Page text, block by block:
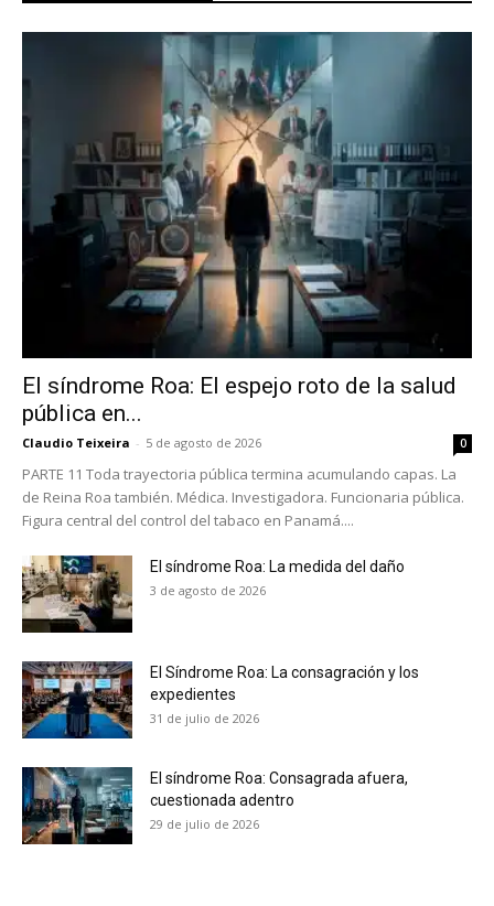
No te pierdas de las
últimas noticias
Suscríbete a nuestro boletín diario y
recibe todas las noticias del vapeo y la
electrónico.
Subscribe to our daily clipping and
receive all the news of vaping and
tobacco harm reduction in your email.
El síndrome Roa: El espejo roto de la salud
pública en...
Claudio Teixeira - 5 de agosto de 2026 0
PARTE 11 Toda trayectoria pública termina acumulando capas. La
de Reina Roa también. Médica. Investigadora. Funcionaria pública.
Figura central del control del tabaco en Panamá....
El síndrome Roa: La medida del daño
3 de agosto de 2026
El Síndrome Roa: La consagración y los
expedientes
31 de julio de 2026
El síndrome Roa: Consagrada afuera,
cuestionada adentro
29 de julio de 2026